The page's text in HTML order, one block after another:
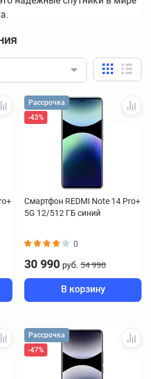
Рассрочка
-43%
Смартфон REDMI Note 14 Pro+
5G 12/512 ГБ синий
0
30 990 руб. 54 990
В корзину
Рассрочка
-47%